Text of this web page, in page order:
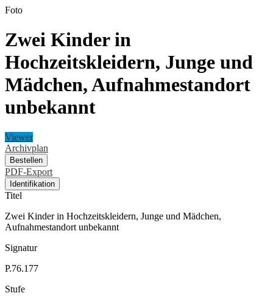
Foto
Zwei Kinder in
Hochzeitskleidern, Junge und
Mädchen, Aufnahmestandort
unbekannt
Viewer
Archivplan
Bestellen
PDF-Export
Identifikation
Titel
Zwei Kinder in Hochzeitskleidern, Junge und Mädchen,
Aufnahmestandort unbekannt
Signatur
P.76.177
Stufe